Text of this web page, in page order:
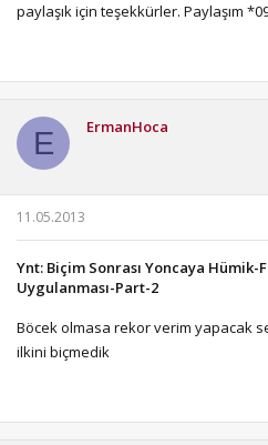
paylaşık için teşekkürler. Paylaşım
E ErmanHoca
11.05.2013
Ynt: Biçim Sonrası Yoncaya Hümik-
Uygulanması-Part-2
Böcek olmasa rekor verim yapacak
ilkini biçmedik